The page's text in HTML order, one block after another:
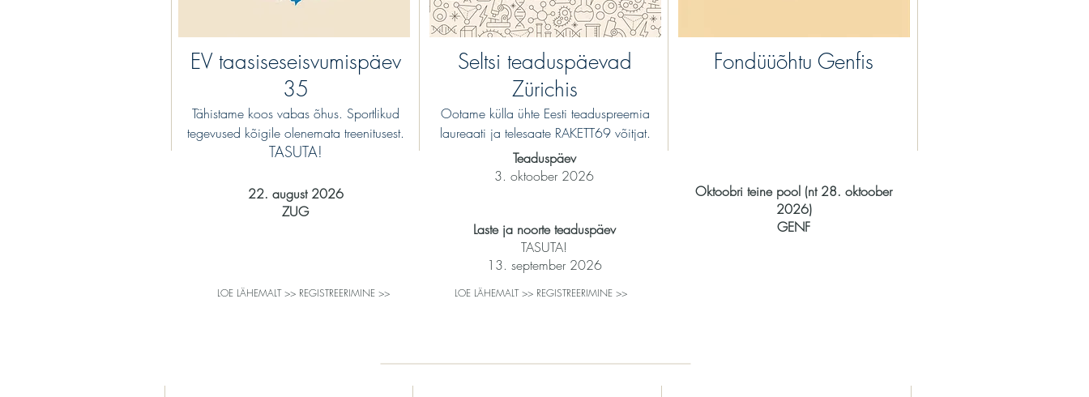
EV taasiseseisvumispäev
35
Tähistame koos vabas õhus. Sportlikud
tegevused kõigile olenemata treenitusest.
TASUTA!
22. august 2026
ZUG
LOE LÄHEMALT >> REGISTREERIMINE >>
Seltsi teaduspäevad
Zürichis
Ootame külla ühte Eesti teaduspreemia
laureaati ja telesaate RAKETT69 võitjat.
Teaduspäev
3. oktoober 2026
Laste ja noorte teaduspäev
TASUTA!
13. september 2026
LOE LÄHEMALT >> REGISTREERIMINE >>
Fondüüõhtu Genfis
Oktoobri teine pool (nt 28. oktoober
2026)
GENF